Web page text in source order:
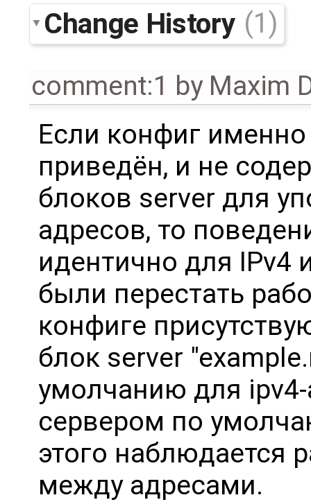
Change History (1)
comment:1 by Maxim
Если конфиг именно
приведён, и не
блоков server для
адресов, то
идентично для IPv4
были перестать
конфиге
блок server
умолчанию для ipv4-
сервером по
этого наблюдается
между адресами.